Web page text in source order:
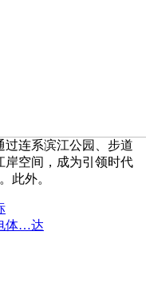
过连系滨江公园、步道
岸空间，成为引领时代
此外。
体…达